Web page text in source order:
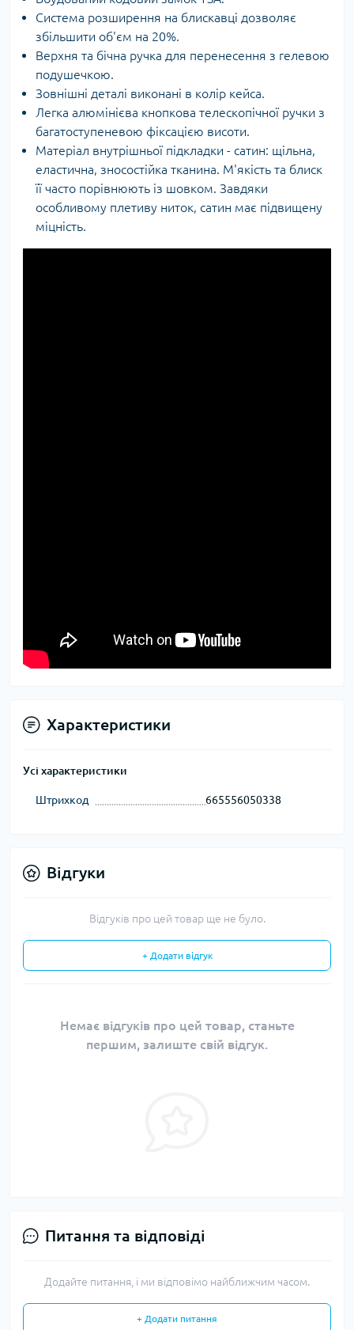
Система розширення на блискавці дозволяє
збільшити об'єм на 20%.
Верхня та бічна ручка для перенесення з гелевою
подушечкою.
Зовнішні деталі виконані в колір кейса.
Легка алюмінієва кнопкова телескопічної ручки з
багатоступеневою фіксацією висоти.
Матеріал внутрішньої підкладки - сатин: щільна,
еластична, зносостійка тканина. М'якість та блиск
її часто порівнюють із шовком. Завдяки
особливому плетиву ниток, сатин має підвищену
міцність.
Характеристики
Усі характеристики
Штрихкод 665556050338
Відгуки
Відгуків про цей товар ще не було.
+ Додати відгук
Немає відгуків про цей товар, станьте
першим, залиште свій відгук.
Питання та відповіді
Додайте питання, і ми відповімо найближчим часом.
+ Додати питання